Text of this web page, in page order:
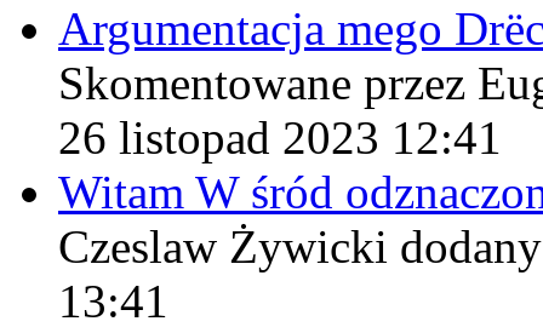
Argumentacja mego
Skomentowane przez
26 listopad 2023 12:41
Witam W śród
Czeslaw Żywicki
13:41